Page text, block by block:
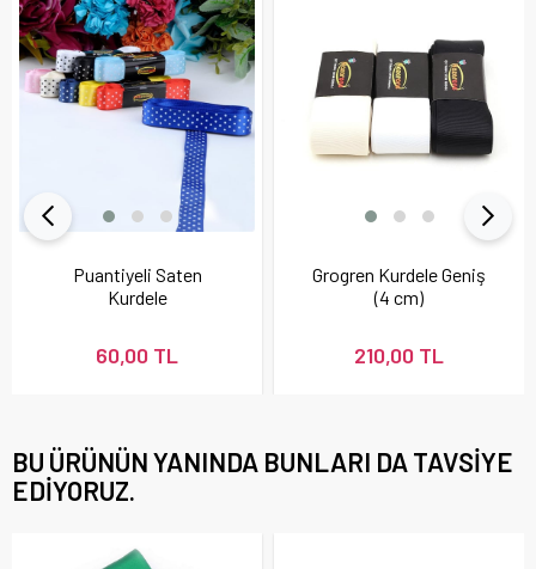
Puantiyeli Saten
Kurdele
60,00 TL
Grogren Kurdele Geniş
(4 cm)
210,00 TL
BU ÜRÜNÜN YANINDA BUNLARI DA TAVSIYE
EDIYORUZ.